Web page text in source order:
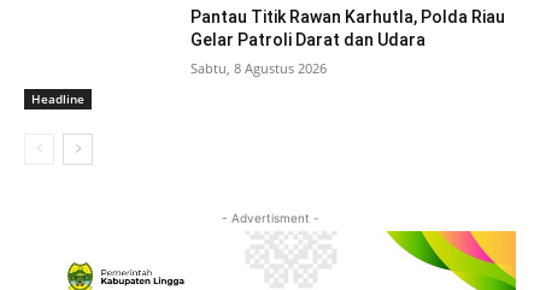
Headline
Pantau Titik Rawan Karhutla, Polda Riau
Gelar Patroli Darat dan Udara
Sabtu, 8 Agustus 2026
- Advertisment -